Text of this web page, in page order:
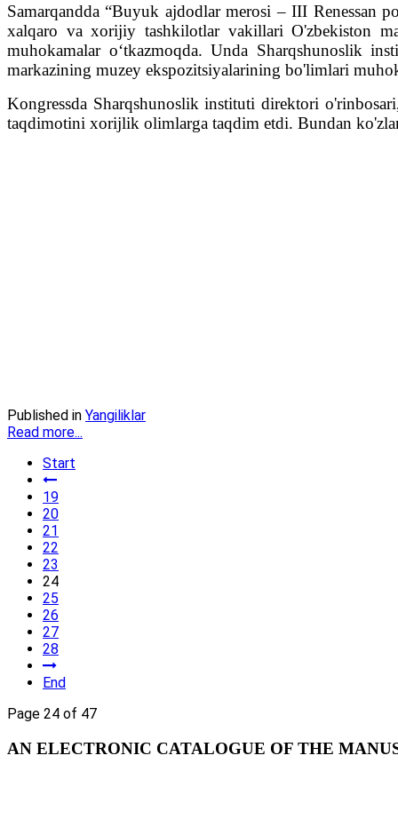
Samarqandda “Buyuk ajdodlar merosi – III Renessan
xalqaro va xorijiy tashkilotlar vakillari O'zbekiston
muhokamalar o‘tkazmoqda. Unda Sharqshunoslik
markazining muzey ekspozitsiyalarining bo'limlari
Kongressda Sharqshunoslik instituti direktori
taqdimotini xorijlik olimlarga taqdim etdi. Bundan
Published in Yangiliklar
Read more...
Start
19
20
21
22
23
24
25
26
27
28
End
Page 24 of 47
AN ELECTRONIC CATALOGUE OF THE